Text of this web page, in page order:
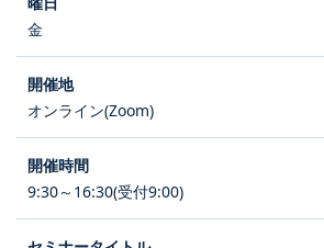
金
オンライン(Zoom)
9:30～16:30(受付9:00)